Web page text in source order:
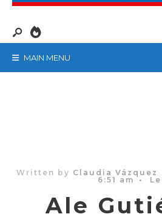
MAIN MENU
Written by Claudia Vázquez
6:51 am
•
Ale